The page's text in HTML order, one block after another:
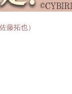
藤拓也）